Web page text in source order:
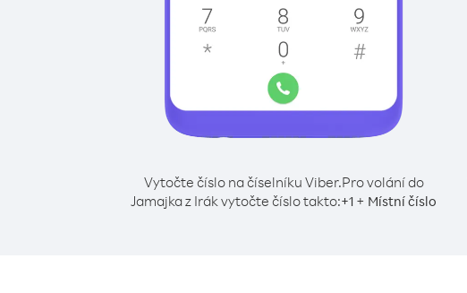
Vytočte číslo na číselníku Viber.Pro volání do
Jamajka z Irák vytočte číslo takto:+1 + Místní číslo